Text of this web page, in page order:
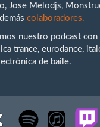
Jose Melodjs,
colaboradores.
nuestro podcast
trance, eurodance,
de baile.